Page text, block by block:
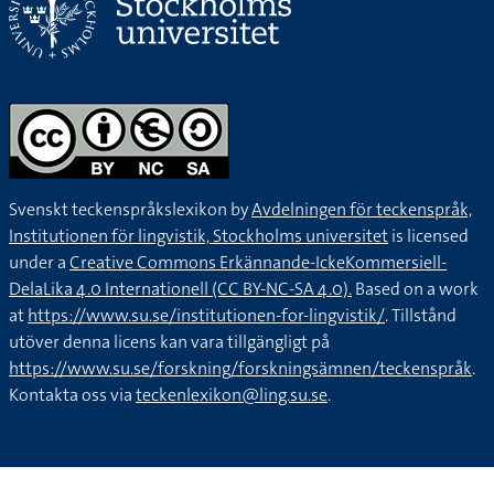
Svenskt teckenspråkslexikon byAvdelningen för teckenspråk,
Institutionen för lingvistik, Stockholms universitetis licensed
under aCreative Commons Erkännande-IckeKommersiell-
DelaLika 4.0 Internationell (CC BY-NC-SA 4.0).Based on a work
athttps://www.su.se/institutionen-for-lingvistik/. Tillstånd
utöver denna licens kan vara tillgängligt på
https://www.su.se/forskning/forskningsämnen/teckenspråk.
Kontakta oss viateckenlexikon@ling.su.se.